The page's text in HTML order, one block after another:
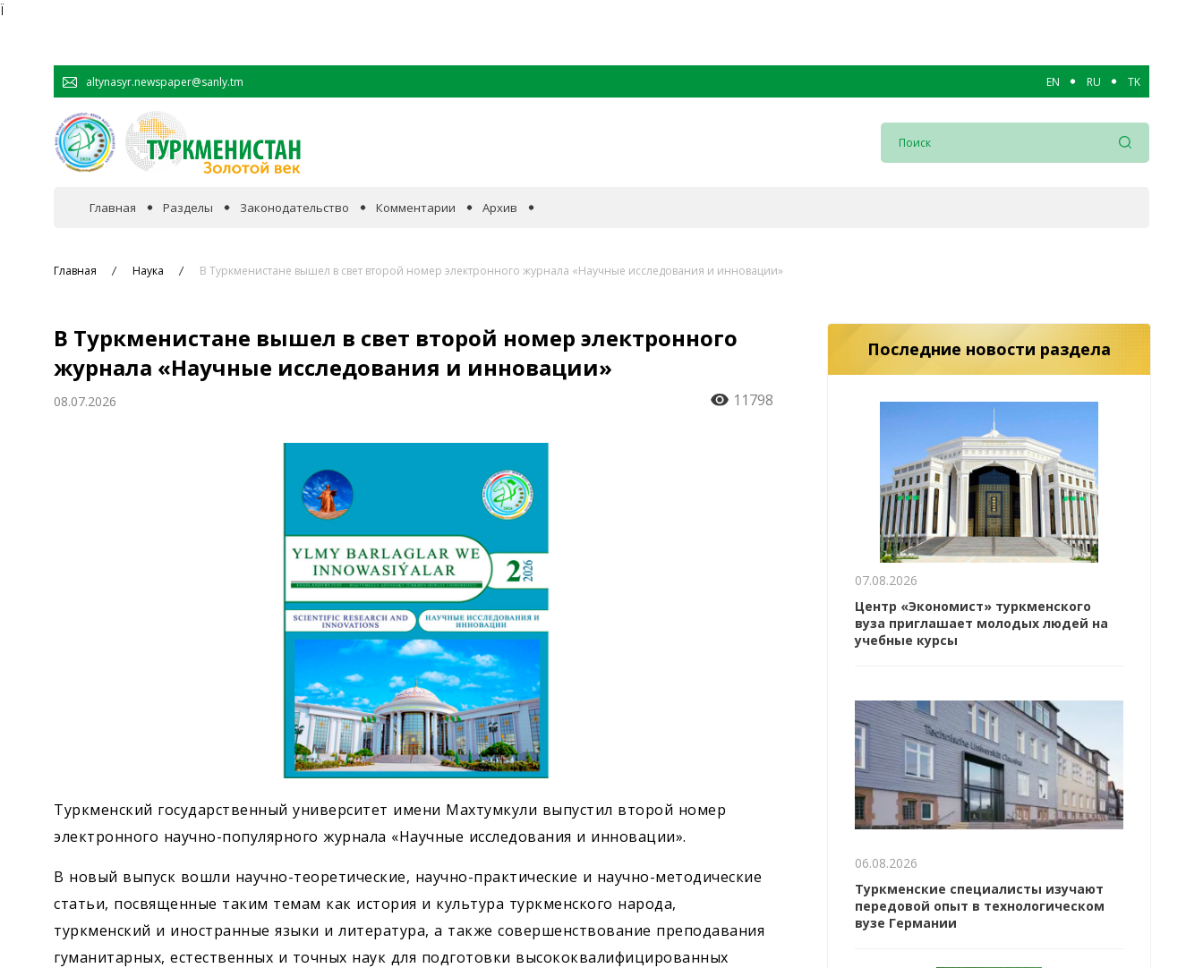
Ï
altynasyr.newspaper@sanly.tm EN RU TK
Главная Разделы Законодательство Комментарии Архив
Главная Наука В Туркменистане вышел в свет второй номер электронного журнала «Научные исследования и инновации»
В Туркменистане вышел в свет второй номер электронного
журнала «Научные исследования и инновации»
08.07.2026 11798
Туркменский государственный университет имени Махтумкули выпустил второй номер
электронного научно-популярного журнала «Научные исследования и инновации».
В новый выпуск вошли научно-теоретические, научно-практические и научно-методические
статьи, посвященные таким темам как история и культура туркменского народа,
туркменский и иностранные языки и литература, а также совершенствование преподавания
гуманитарных, естественных и точных наук для подготовки высококвалифицированных
Последние новости раздела
07.08.2026
Центр «Экономист» туркменского
вуза приглашает молодых людей на
учебные курсы
06.08.2026
Туркменские специалисты изучают
передовой опыт в технологическом
вузе Германии